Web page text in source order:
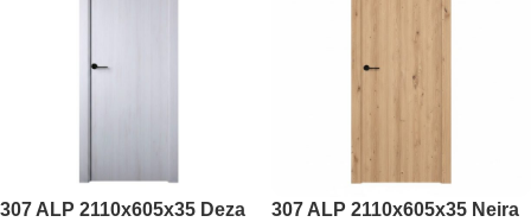
307 ALP 2110x605x35 Deza
307 ALP 2110x605x35 Neira